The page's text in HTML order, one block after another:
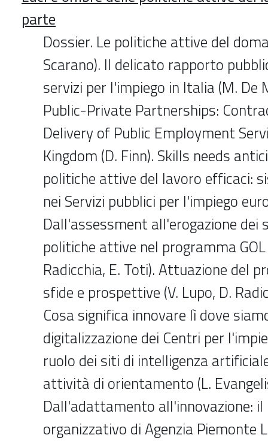
parte
Dossier. Le politiche attive del
Scarano). Il delicato rapporto
servizi per l'impiego in Italia (M. De
Public-Private Partnerships:
Delivery of Public Employment
Kingdom (D. Finn). Skills needs
politiche attive del lavoro efficaci:
nei Servizi pubblici per l'impiego
Dall'assessment all'erogazione dei
politiche attive nel programma
Radicchia, E. Toti). Attuazione del
sfide e prospettive (V. Lupo, D.
Cosa significa innovare lì dove
digitalizzazione dei Centri per
ruolo dei siti di intelligenza
attività di orientamento (L.
Dall'adattamento all'innovazione:
organizzativo di Agenzia Piemonte